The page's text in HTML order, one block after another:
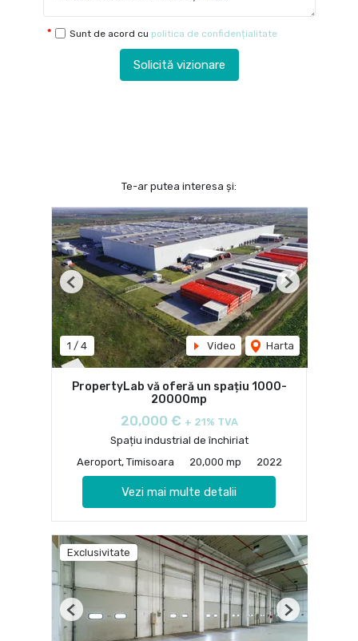
Sunt de acord cu politica de confidențialitate
Solicită vizionare
Te-ar putea interesa și:
1 / 4 Video Harta
Previous Next
PropertyLab vă oferă un spațiu 1000-
20000mp
20,000 € + 21% TVA
Spațiu industrial de închiriat
Aeroport, Timisoara
20,000 mp 2022
Vezi mai multe detalii
Exclusivitate
Previous Next